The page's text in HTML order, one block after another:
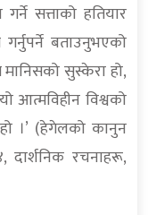
सत्ताको हतियार
बताउनुभएको
मानिसको सुस्केरा हो,
आत्मविहीन विश्वको
।’ (हेगेलको कानुन
दार्शनिक रचनाहरू,